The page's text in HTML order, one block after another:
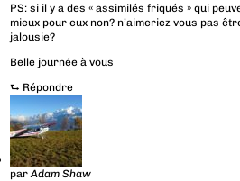
PS: si il y a des « assimilés friqués » qui
mieux pour eux non? n’aimeriez vous pas
jalousie?
Belle journée à vous
⮑ Répondre
parAdam Shaw